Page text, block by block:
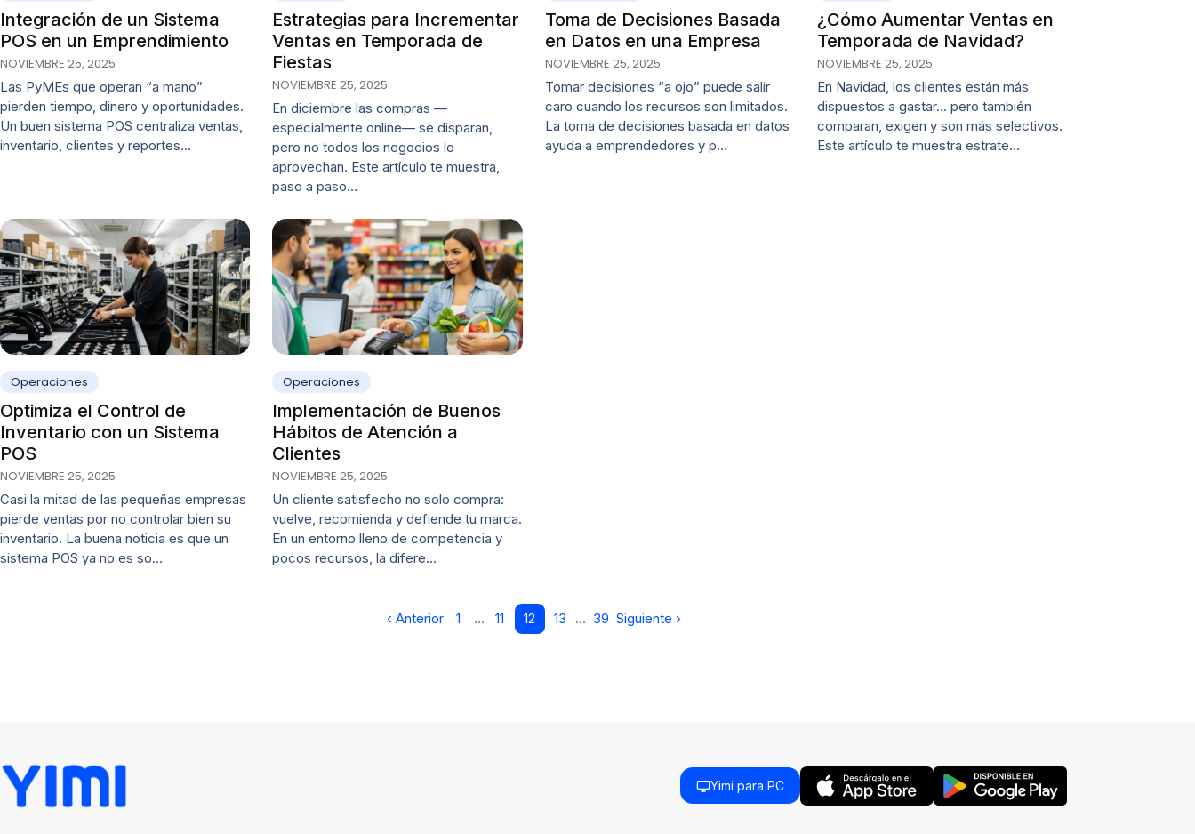
Integración de un Sistema
POS en un Emprendimiento
NOVIEMBRE 25, 2025
Las PyMEs que operan “a mano”
pierden tiempo, dinero y oportunidades.
Un buen sistema POS centraliza ventas,
inventario, clientes y reportes…
Estrategias para Incrementar
Ventas en Temporada de
Fiestas
NOVIEMBRE 25, 2025
En diciembre las compras —
especialmente online— se disparan,
pero no todos los negocios lo
aprovechan. Este artículo te muestra,
paso a paso…
Toma de Decisiones Basada
en Datos en una Empresa
NOVIEMBRE 25, 2025
Tomar decisiones “a ojo” puede salir
caro cuando los recursos son limitados.
La toma de decisiones basada en datos
ayuda a emprendedores y p…
¿Cómo Aumentar Ventas en
Temporada de Navidad?
NOVIEMBRE 25, 2025
En Navidad, los clientes están más
dispuestos a gastar… pero también
comparan, exigen y son más selectivos.
Este artículo te muestra estrate…
Operaciones
Optimiza el Control de
Inventario con un Sistema
POS
NOVIEMBRE 25, 2025
Casi la mitad de las pequeñas empresas
pierde ventas por no controlar bien su
inventario. La buena noticia es que un
sistema POS ya no es so…
Operaciones
Implementación de Buenos
Hábitos de Atención a
Clientes
NOVIEMBRE 25, 2025
Un cliente satisfecho no solo compra:
vuelve, recomienda y defiende tu marca.
En un entorno lleno de competencia y
pocos recursos, la difere…
‹ Anterior 1 … 11 12 13 … 39 Siguiente ›
Yimi para PC